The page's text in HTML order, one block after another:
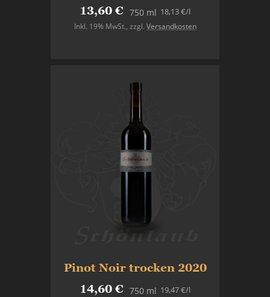
13,60 € 750 ml
Inkl. 19% MwSt., zzgl. Versandkosten
18,13 €/l
Pinot Noir trocken 2020
14,60 € 750 ml 19,47 €/l